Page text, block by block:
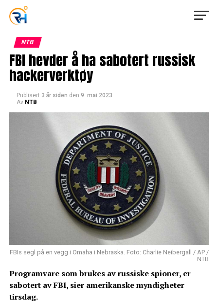
NTB
FBI hevder å ha sabotert russisk
hackerverktøy
Publisert 3 år siden den 9. mai 2023
Av NTB
FBIs segl på en vegg i Omaha i Nebraska. Foto: Charlie Neibergall / AP /
NTB
Programvare som brukes av russiske spioner, er
sabotert av FBI, sier amerikanske myndigheter
tirsdag.